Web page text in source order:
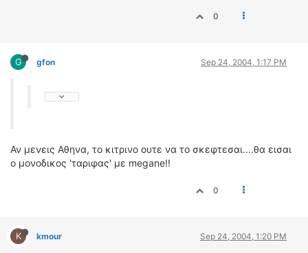
0
G gfon Sep 24, 2004, 1:17 PM
Αν μενεις Αθηνα, το κιτρινο ουτε να το σκεφτεσαι....θα εισαι
ο μονοδικος 'ταριφας' με megane!!
0
K kmour Sep 24, 2004, 1:20 PM